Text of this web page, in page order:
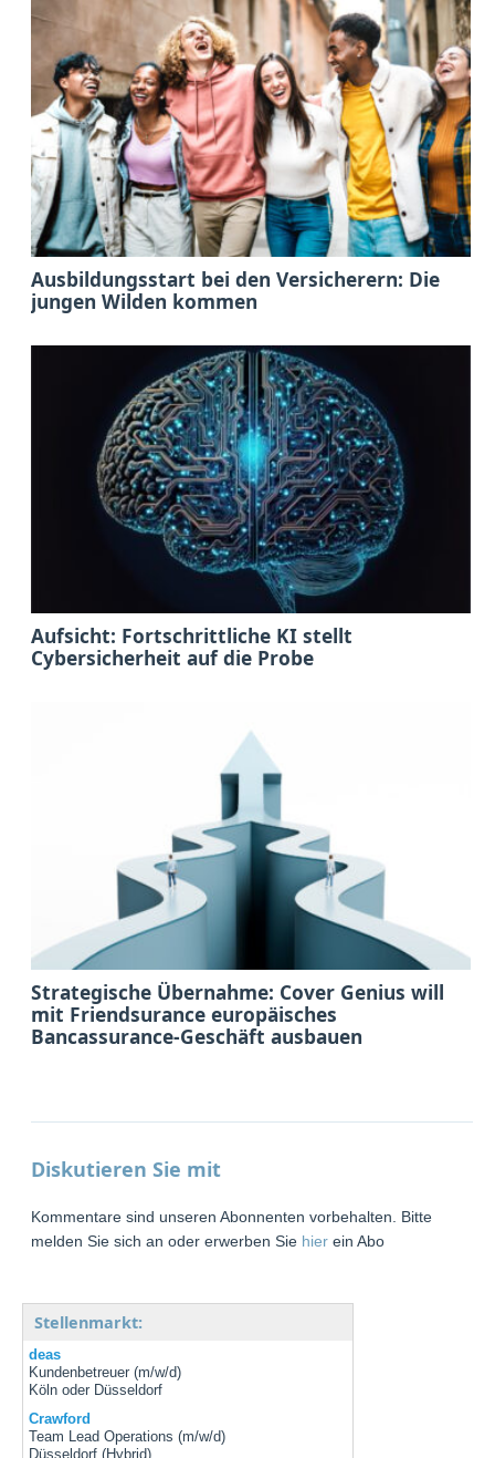
Ausbildungsstart bei den Versicherern: Die
jungen Wilden kommen
Aufsicht: Fortschrittliche KI stellt
Cybersicherheit auf die Probe
Strategische Übernahme: Cover Genius will
mit Friendsurance europäisches
Bancassurance-Geschäft ausbauen
Diskutieren Sie mit
Kommentare sind unseren Abonnenten vorbehalten. Bitte
melden Sie sich an oder erwerben Sie hier ein Abo
Stellenmarkt:
deas
Kundenbetreuer (m/w/d)
Köln oder Düsseldorf
Crawford
Team Lead Operations (m/w/d)
Düsseldorf (Hybrid)